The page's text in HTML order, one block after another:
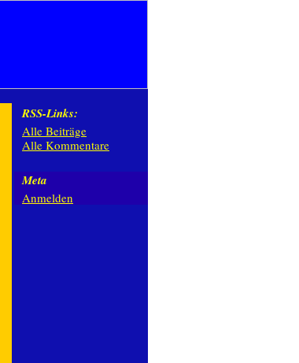
RSS-Links:
Alle Beiträge
Alle Kommentare
Meta
Anmelden